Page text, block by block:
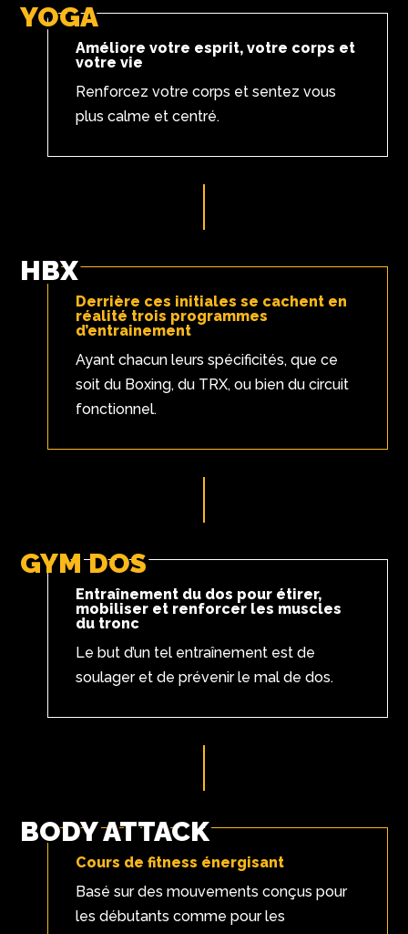
YOGA
Améliore votre esprit, votre corps et
votre vie
Renforcez votre corps et sentez vous
plus calme et centré.
HBX
Derrière ces initiales se cachent en
réalité trois programmes
d’entrainement
Ayant chacun leurs spécificités, que ce
soit du Boxing, du TRX, ou bien du circuit
fonctionnel.
GYM DOS
Entraînement du dos pour étirer,
mobiliser et renforcer les muscles
du tronc
Le but d’un tel entraînement est de
soulager et de prévenir le mal de dos.
BODY ATTACK
Cours de fitness énergisant
Basé sur des mouvements conçus pour
les débutants comme pour les